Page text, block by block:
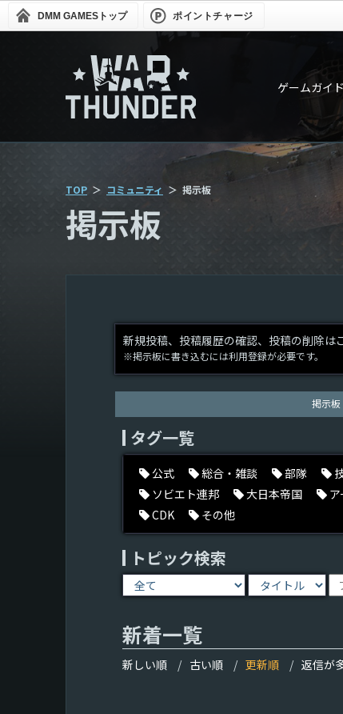
DMM GAMES トップ ポイントチャージ
ゲームガイ
TOP コミュニティ 掲示板
掲示板
新規投稿、投稿履歴の確認、投稿の削除は
※掲示板に書き込むには利用登録が必要です。
掲示板
タグ一覧
公式 総合・雑談 部隊
ソビエト連邦
大日本帝国
CDK
その他
トピック検索
新着一覧
新しい順 古い順 更新順 返信が